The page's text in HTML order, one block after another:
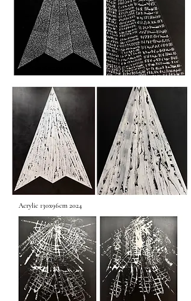
Acrylic 130x96cm 2024